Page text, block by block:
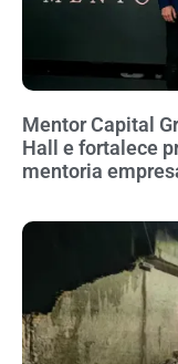
Mentor Capital
Hall e fortalece
mentoria